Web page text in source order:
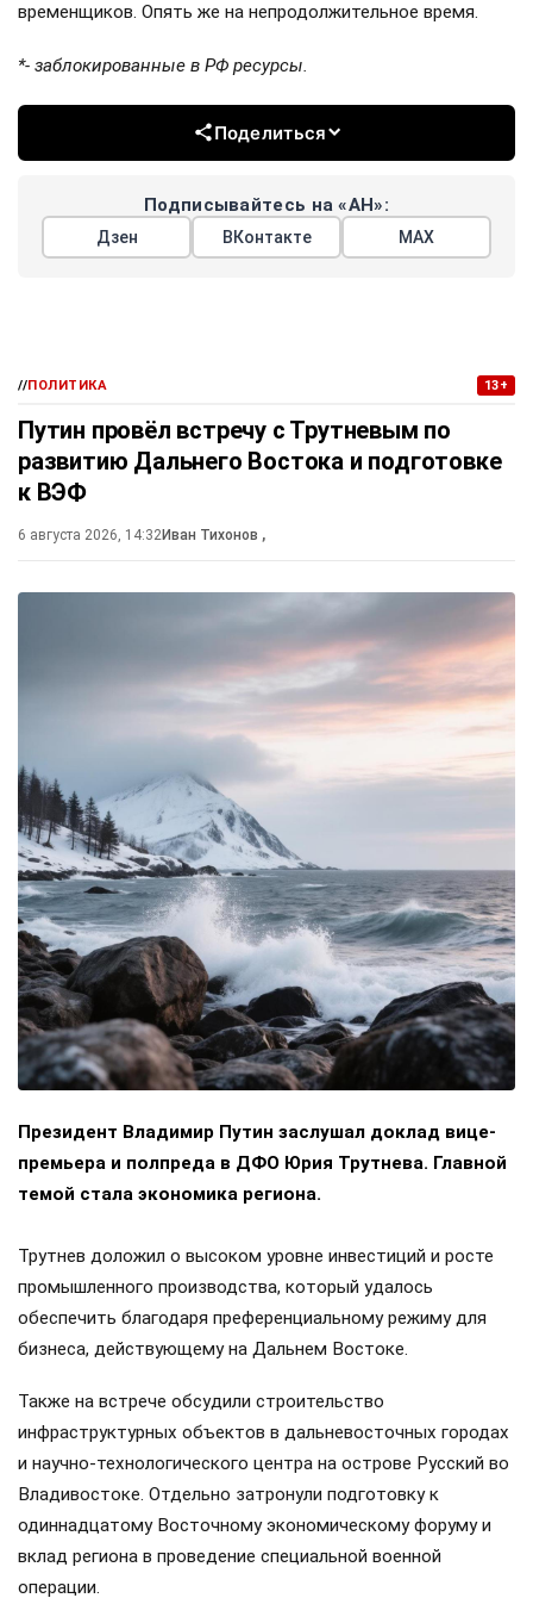
временщиков. Опять же на непродолжительное время.
*- заблокированные в РФ ресурсы.
Поделиться
Подписывайтесь на «АН»:
Дзен ВКонтакте МАХ
//ПОЛИТИКА 13+
Путин провёл встречу с Трутневым по
развитию Дальнего Востока и подготовке
к ВЭФ
6 августа 2026, 14:32Иван Тихонов ,
Президент Владимир Путин заслушал доклад вице-
премьера и полпреда в ДФО Юрия Трутнева. Главной
темой стала экономика региона.
Трутнев доложил о высоком уровне инвестиций и росте
промышленного производства, который удалось
обеспечить благодаря преференциальному режиму для
бизнеса, действующему на Дальнем Востоке.
Также на встрече обсудили строительство
инфраструктурных объектов в дальневосточных городах
и научно-технологического центра на острове Русский во
Владивостоке. Отдельно затронули подготовку к
одиннадцатому Восточному экономическому форуму и
вклад региона в проведение специальной военной
операции.